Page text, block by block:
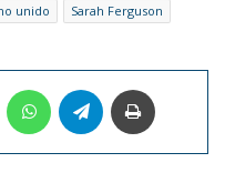
unido
Sarah Ferguson
MessengerWhatsAppTelegram